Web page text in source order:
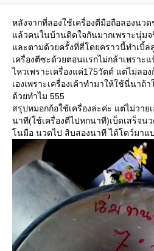
หลังจากที่ลองใช้เครื่องตีมือถือลองนว
ล้วคนในบ้านติดใจกันมากเพราะนุ่มจ
ละตามด้วยครั้งที่สี่โดยคราวนี้ทำเบิ้ล
เครื่องตีซะด้วยตอนแรกไม่กล้าเพราะ
ไหวเพราะเครื่องแค่175วัตต์ แต่ไม่ลอ
เองเพราะเครื่องเค้าทำมาให้ใช้นี่นาถ้
ด้วยทำไม 555
สรุปหมอกก้อใช้เครื่องล่ะค่ะ แต่ไม่วา
นาที(ใช้เครื่องตีไปหกนาที)เบ็ดเสร็จ
นมือ นวดไป สิบสองนาที ได้โดว์มาแ